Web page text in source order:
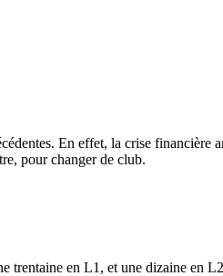
En effet, la crise
pour changer de club.
trentaine en L1, et une dizaine